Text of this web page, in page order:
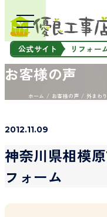
公式サイト リフォー
お客様の声
ホーム お客様の声 外まわり
2012.11.09
神奈川県相模
フォーム